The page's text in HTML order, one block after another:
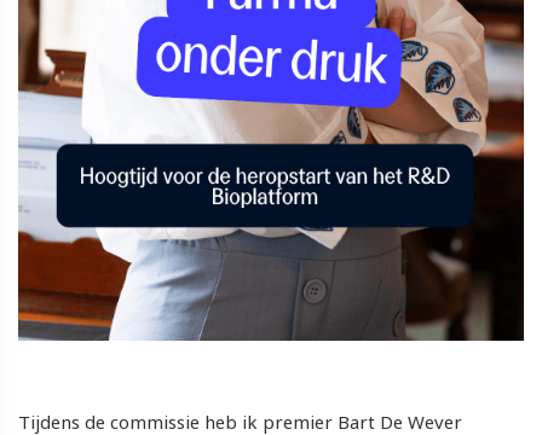
Tijdens de commissie heb ik premier Bart De Wever